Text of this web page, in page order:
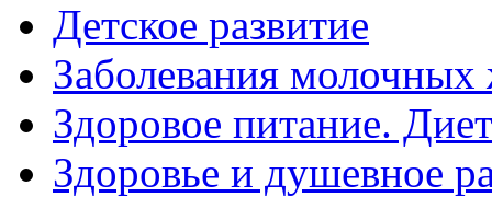
Детское развитие
Заболевания молочных
Здоровое питание.
Здоровье и душевное